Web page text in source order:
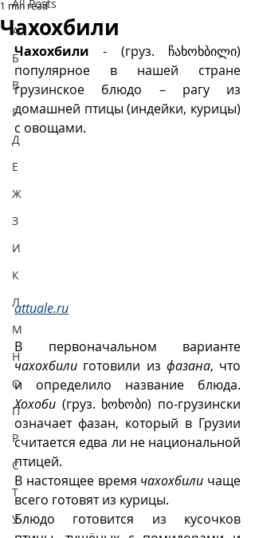
All Posts
А
Б
В
Г
Д
Е
Ж
З
И
К
Л
М
Н
О
П
Р
С
Т
У
Чахохбили
1 min read
Чахохбили - (груз. ჩახოხბილი)
популярное в нашей стране
грузинское блюдо – рагу из
домашней птицы (индейки, курицы)
с овощами.
attuale.ru
чахохбили готовили из фазана, что
Хохоби (груз. ხოხობი) по-грузински
означает фазан, который в Грузии
считается едва ли не национальной
птицей.
В настоящее время чахохбили чаще
всего готовят из курицы.
Блюдо готовится из кусочков